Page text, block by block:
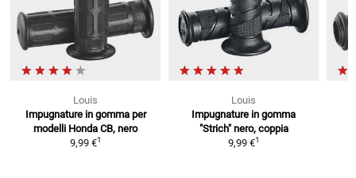
Louis
Impugnature in gomma per
modelli Honda CB, nero
9,99 €1
Louis
Impugnature in gomma
"Strich" nero, coppia
9,99 €1